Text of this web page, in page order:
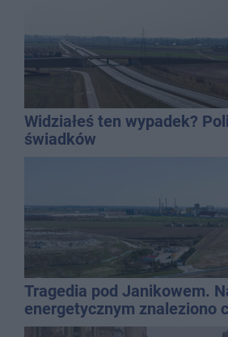
Widziałeś ten wypadek?
świadków
Tragedia pod Janikowem.
energetycznym znaleziono
mężczyzny